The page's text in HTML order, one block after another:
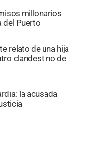
millonarios
del Puerto
relato de una hija
clandestino de
la acusada